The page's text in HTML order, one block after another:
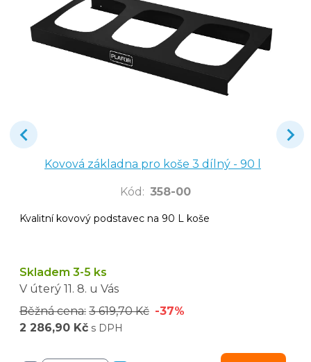
Kovová základna pro koše 3 dílný - 90 l
Kód : 358-00
Kvalitní kovový podstavec na 90 L koše
Skladem 3-5 ks
V úterý 11. 8. u Vás
Běžná cena: 3 619,70 Kč -37%
2 286,90 Kč s DPH